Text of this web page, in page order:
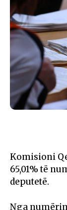
Komisioni
65,01% të
deputetë.
Nga